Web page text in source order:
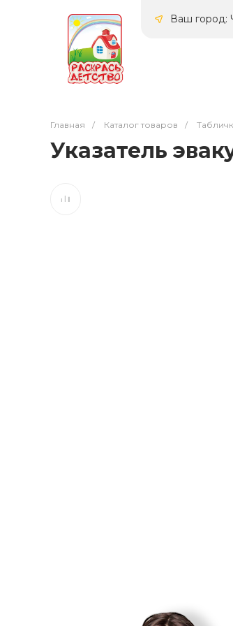
Ваш город:
Главная / Каталог товаров /
Указатель